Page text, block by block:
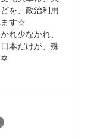
を、政治利用
ます☆
れ少なかれ、
本だけが、殊
✡